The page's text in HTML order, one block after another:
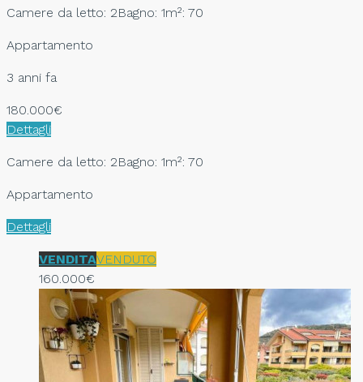
Camere da letto: 2Bagno: 1m²: 70
Appartamento
3 anni fa
180.000€
Dettagli
Camere da letto: 2Bagno: 1m²: 70
Appartamento
Dettagli
VENDITAVENDUTO
160.000€